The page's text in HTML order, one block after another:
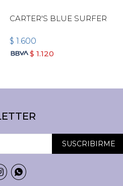
CARTER'S BLUE SURFER
$ 1.600
$ 1.120
SUSCRIBIRME
